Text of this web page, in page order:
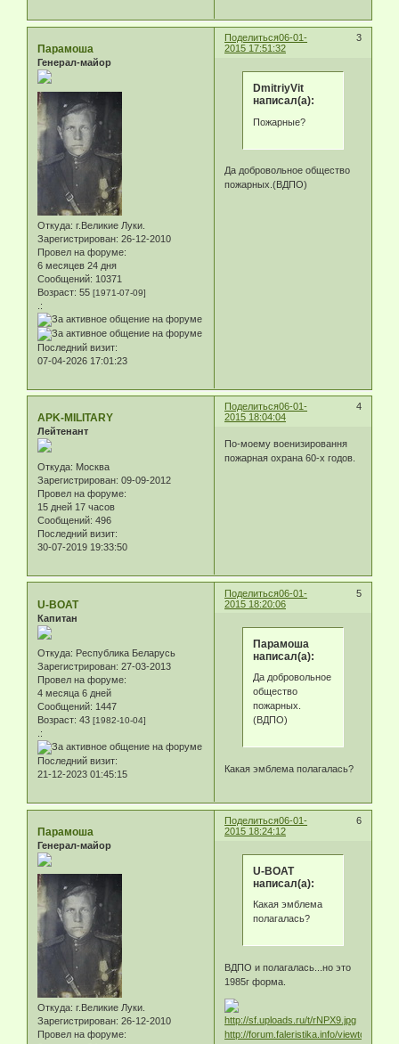
Поделиться 3
06-01-
2015 17:51:32
Парамоша
Генерал-майор
Откуда: г.Великие Луки.
Зарегистрирован: 26-12-2010
Провел на форуме:
6 месяцев 24 дня
Сообщений: 10371
Возраст: 55 [1971-07-09]
.:
Последний визит:
07-04-2026 17:01:23
DmitriyVit
написал(а):
Пожарные?
Да добровольное общество
пожарных.(ВДПО)
Поделиться 4
06-01-
2015 18:04:04
APK-MILITARY
Лейтенант
Откуда: Москва
Зарегистрирован: 09-09-2012
Провел на форуме:
15 дней 17 часов
Сообщений: 496
Последний визит:
30-07-2019 19:33:50
По-моему военизировання
пожарная охрана 60-х годов.
Поделиться 5
06-01-
2015 18:20:06
U-BOAT
Капитан
Откуда: Республика Беларусь
Зарегистрирован: 27-03-2013
Провел на форуме:
4 месяца 6 дней
Сообщений: 1447
Возраст: 43 [1982-10-04]
.:
Последний визит:
21-12-2023 01:45:15
Парамоша
написал(а):
Да добровольное
общество
пожарных.
(ВДПО)
Какая эмблема полагалась?
Поделиться 6
06-01-
2015 18:24:12
Парамоша
Генерал-майор
Откуда: г.Великие Луки.
Зарегистрирован: 26-12-2010
Провел на форуме:
U-BOAT
написал(а):
Какая эмблема
полагалась?
ВДПО и полагалась...но это
1985г форма.
http://forum.faleristika.info/viewtopic